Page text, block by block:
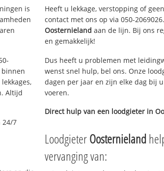
is
binnen
Altijd
24/7
Heeft u lekkage, verstopping of
contact met ons op via 050-
Oosternieland aan de lijn. Bij ons
en gemakkelijk!
Dus heeft u problemen met
wenst snel hulp, bel ons. Onze
dagen per jaar en zijn elke dag bij
voeren.
Direct hulp van een loodgieter in
LoodgieterOosternieland
vervanging van: